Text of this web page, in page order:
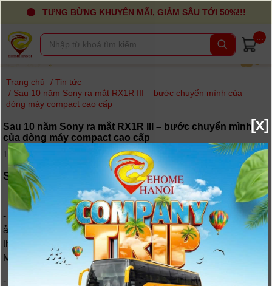
TƯNG BỪNG KHUYẾN MÃI, GIẢM SÂU TỚI 50%!!!
Trang chủ / Tin tức
/ Sau 10 năm Sony ra mắt RX1R III – bước chuyển mình của
dòng máy compact cao cấp
Sau 10 năm Sony ra mắt RX1R III – bước chuyển mình
của dòng máy compact cao cấp
19-08-2025, 2:54 pm - Lượt xem: 98
Sony CyberShot DSC-RX1R Mark III – Bước tiến
lớn sau 10 năm chờ đợi
- Sau nhiều năm gần như im hơi lặng tiếng trong dòng máy
ảnh compact cao cấp, Sony đã chính thức hồi sinh “huyền
thoại” RX1R với sự ra mắt của Sony CyberShot DSC-RX1R
Mark III (RX1R III).
- Đây là chiếc máy ảnh compact full-frame hiếm hoi trên thị
[x]